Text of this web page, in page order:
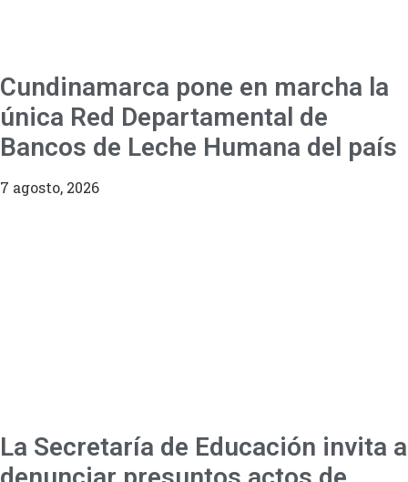
Cundinamarca pone en marcha la
única Red Departamental de
Bancos de Leche Humana del país
7 agosto, 2026
La Secretaría de Educación invita a